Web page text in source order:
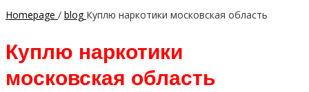
Homepage / blog Куплю наркотики московская область
Куплю наркотики
московская область